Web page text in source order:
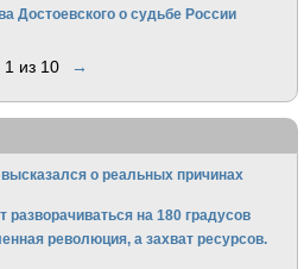
Достоевского о судьбе России
1 из 10 →
о реальных причинах
разворачиваться на 180 градусов
революция, а захват ресурсов.